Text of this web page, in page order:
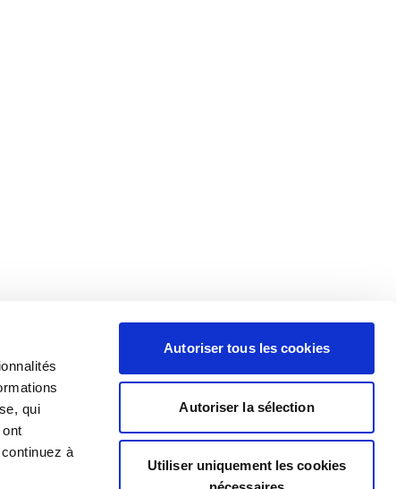
qui
à
Autoriser tous les cookies
Autoriser la sélection
Utiliser uniquement les cookies